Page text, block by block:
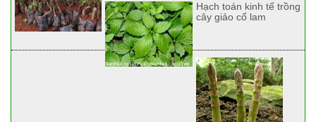
Hạch toán kinh tế trồng
cây giảo cổ lam